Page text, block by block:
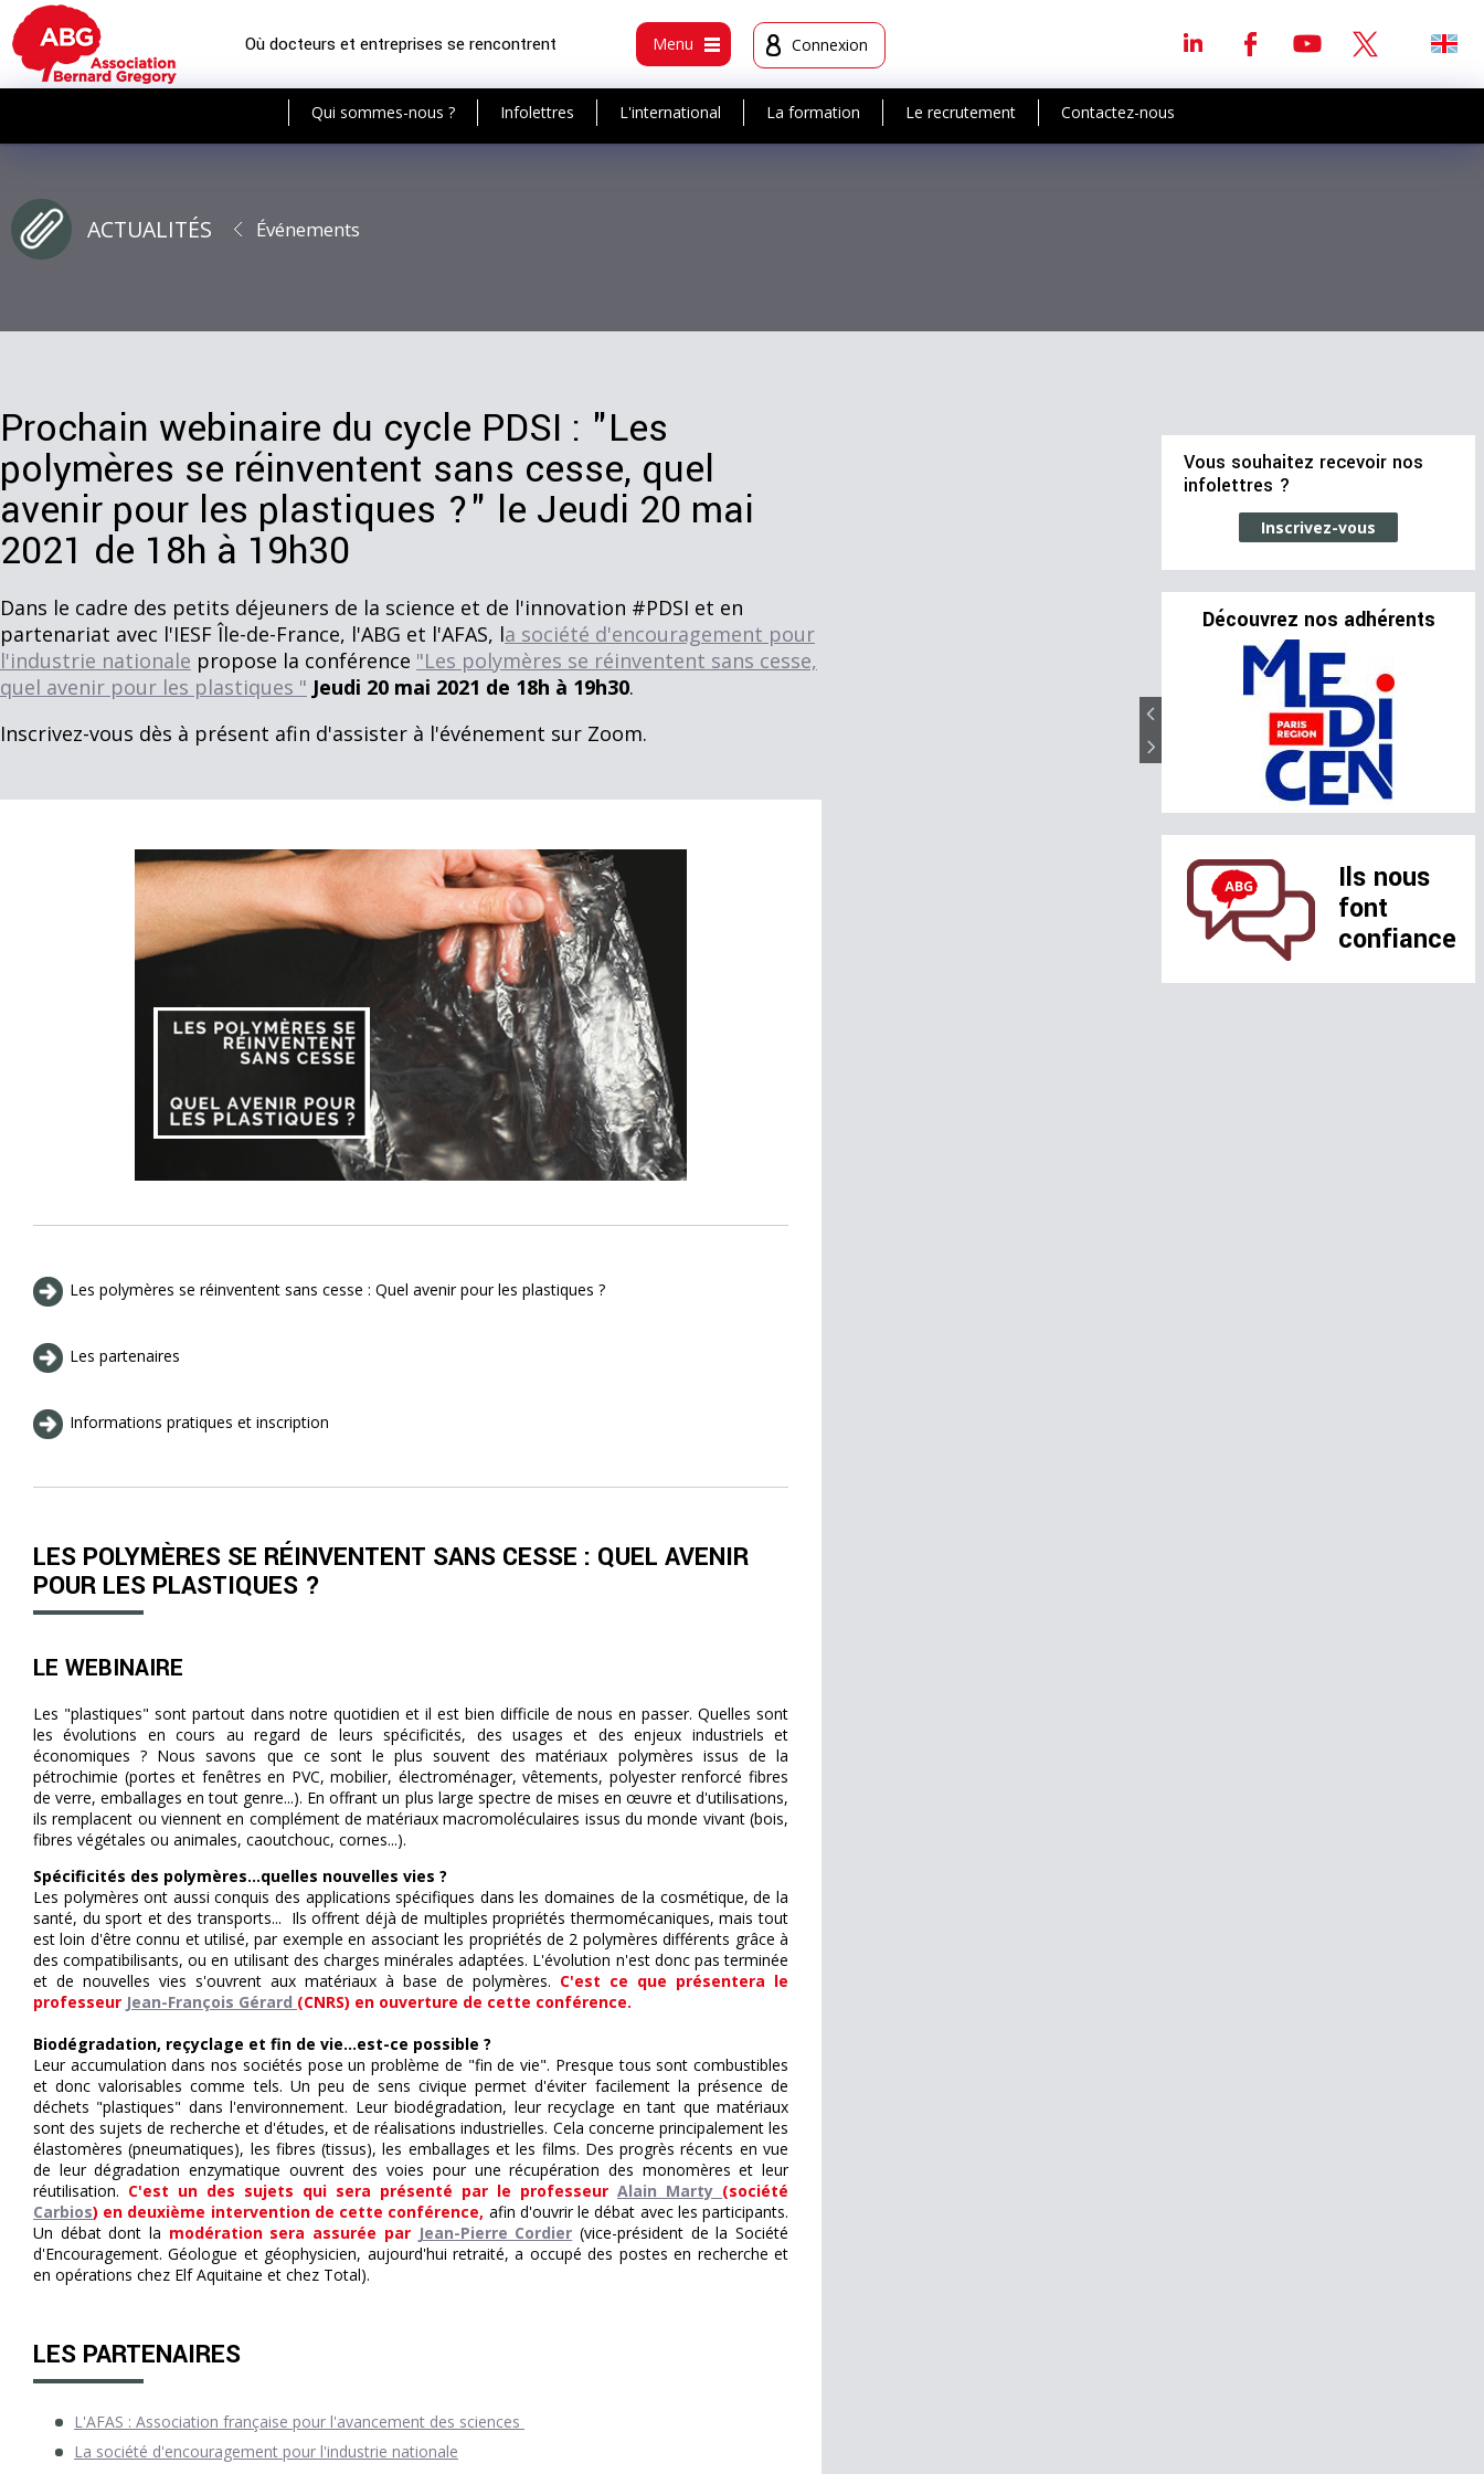
Où docteurs et entreprises se rencontrent Menu Connexion
Qui sommes-nous ? Infolettres L'international La formation Le recrutement Contactez-nous
ACTUALITÉS Événements
Prochain webinaire du cycle PDSI : "Les
polymères se réinventent sans cesse, quel
avenir pour les plastiques ?" le Jeudi 20 mai
2021 de 18h à 19h30
Dans le cadre des petits déjeuners de la science et de l'innovation #PDSI et en
partenariat avec l'IESF Île-de-France, l'ABG et l'AFAS, la société d'encouragement pour
l'industrie nationale propose la conférence "Les polymères se réinventent sans cesse,
quel avenir pour les plastiques " Jeudi 20 mai 2021 de 18h à 19h30.
Inscrivez-vous dès à présent afin d'assister à l'événement sur Zoom.
Les polymères se réinventent sans cesse : Quel avenir pour les plastiques ?
Les partenaires
Informations pratiques et inscription
LES POLYMÈRES SE RÉINVENTENT SANS CESSE : QUEL AVENIR
POUR LES PLASTIQUES ?
LE WEBINAIRE
Les "plastiques" sont partout dans notre quotidien et il est bien difficile de nous en passer. Quelles sont
les évolutions en cours au regard de leurs spécificités, des usages et des enjeux industriels et
économiques ? Nous savons que ce sont le plus souvent des matériaux polymères issus de la
pétrochimie (portes et fenêtres en PVC, mobilier, électroménager, vêtements, polyester renforcé fibres
de verre, emballages en tout genre...). En offrant un plus large spectre de mises en œuvre et d'utilisations,
ils remplacent ou viennent en complément de matériaux macromoléculaires issus du monde vivant (bois,
fibres végétales ou animales, caoutchouc, cornes...).
Spécificités des polymères...quelles nouvelles vies ?
Les polymères ont aussi conquis des applications spécifiques dans les domaines de la cosmétique, de la
santé, du sport et des transports... Ils offrent déjà de multiples propriétés thermomécaniques, mais tout
est loin d'être connu et utilisé, par exemple en associant les propriétés de 2 polymères différents grâce à
des compatibilisants, ou en utilisant des charges minérales adaptées. L'évolution n'est donc pas terminée
et de nouvelles vies s'ouvrent aux matériaux à base de polymères. C'est ce que présentera le
professeur Jean-François Gérard (CNRS) en ouverture de cette conférence.
Biodégradation, reçyclage et fin de vie...est-ce possible ?
Leur accumulation dans nos sociétés pose un problème de "fin de vie". Presque tous sont combustibles
et donc valorisables comme tels. Un peu de sens civique permet d'éviter facilement la présence de
déchets "plastiques" dans l'environnement. Leur biodégradation, leur recyclage en tant que matériaux
sont des sujets de recherche et d'études, et de réalisations industrielles. Cela concerne principalement les
élastomères (pneumatiques), les fibres (tissus), les emballages et les films. Des progrès récents en vue
de leur dégradation enzymatique ouvrent des voies pour une récupération des monomères et leur
réutilisation. C'est un des sujets qui sera présenté par le professeur Alain Marty (société
Carbios) en deuxième intervention de cette conférence, afin d'ouvrir le débat avec les participants.
Un débat dont la modération sera assurée par Jean-Pierre Cordier (vice-président de la Société
d'Encouragement. Géologue et géophysicien, aujourd'hui retraité, a occupé des postes en recherche et
en opérations chez Elf Aquitaine et chez Total).
LES PARTENAIRES
L'AFAS : Association française pour l'avancement des sciences
La société d'encouragement pour l'industrie nationale
Vous souhaitez recevoir nos
infolettres ?
Inscrivez-vous
Découvrez nos adhérents
Ils nous
font
confiance